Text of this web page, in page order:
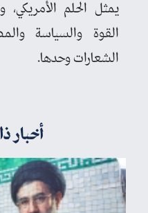
يمثل الحلم
القوة والسياسة
الشعارات وحدها.
أخبار